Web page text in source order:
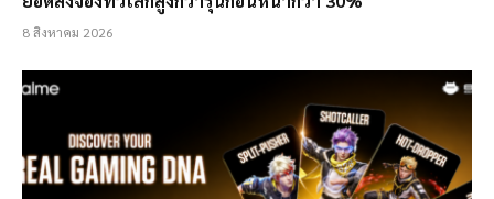
8 สิงหาคม 2026